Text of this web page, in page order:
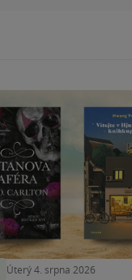
Úterý 4. srpna 2026